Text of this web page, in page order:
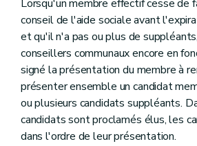
Lorsqu'un membre effectif cesse de
conseil de l'aide sociale avant
et qu'il n'a pas ou plus de
conseillers communaux encore en
signé la présentation du membre à
présenter ensemble un candidat
ou plusieurs candidats suppléants.
candidats sont proclamés élus, les
dans l'ordre de leur présentation.